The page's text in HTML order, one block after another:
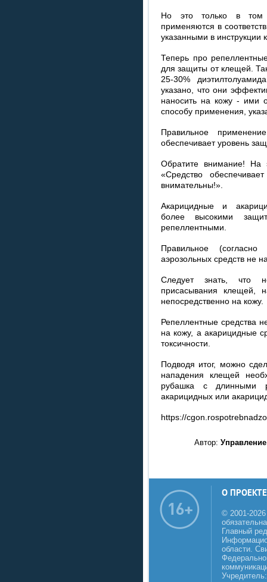
Но это только в том
применяются в
указанными в инструкции
Теперь про
для защиты от клещей.
25-30%
указано, что они
наносить на кожу - ими
способу применения,
Правильное
обеспечивает уровень
Обратите внимание! На
«Средство
внимательны!».
Акарицидные и
более высокими
репеллентными.
Правильное (согласно
аэрозольных средств не
Следует знать, что
присасывания клещей,
непосредственно на кожу.
Репеллентные средства
на кожу, а акарицидные
токсичности.
Подводя итог, можно
нападения клещей
рубашка с длинными
акарицидных или
https://
Автор:
О ПРОЕКТЕ
© 2001-
Главный
области.